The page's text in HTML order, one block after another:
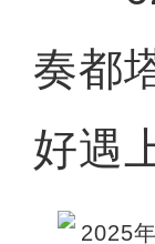
奏都
好遇